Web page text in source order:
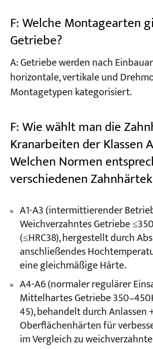
F: Welche Montagearten
Getriebe?
A: Getriebe werden nach
horizontale, vertikale und
Montagetypen kategorisiert.
F: Wie wählt man die
Kranarbeiten der Klassen
Welchen Normen
verschiedenen
A1-A3 (intermittierender
Weichverzahntes Getriebe
(≤HRC38), hergestellt durch
anschließendes
eine gleichmäßige Härte.
A4-A6 (normaler regulärer
Mittelhartes Getriebe
45), behandelt durch Anlassen
Oberflächenhärten für
im Vergleich zu